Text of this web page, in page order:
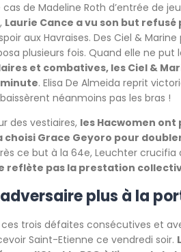
cas de Madeline Roth d’entrée de
Laurie Cance a vu son but
aux Havraises. Des Ciel &
plusieurs fois. Quand elle ne
et combatives, les Ciel &
. Elisa De Almeida reprit
néanmoins pas les bras !
des vestiaires, les Hacwomen ont
choisi Grace Geyoro pour
ce but à la 64e, Leuchter
reflète pas la prestation
adversaire plus à la
trois défaites consécutives et
Saint-Etienne ce vendredi soir.